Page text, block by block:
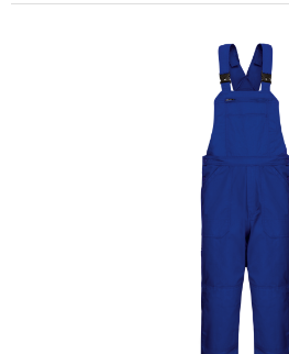
Minimale afname: 1